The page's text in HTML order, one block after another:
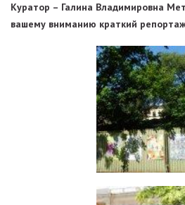
Куратор – Галина Владимировна
вашему вниманию краткий